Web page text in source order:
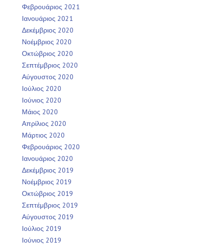
Φεβρουάριος 2021
Ιανουάριος 2021
Δεκέμβριος 2020
Νοέμβριος 2020
Οκτώβριος 2020
Σεπτέμβριος 2020
Αύγουστος 2020
Ιούλιος 2020
Ιούνιος 2020
Μάιος 2020
Απρίλιος 2020
Μάρτιος 2020
Φεβρουάριος 2020
Ιανουάριος 2020
Δεκέμβριος 2019
Νοέμβριος 2019
Οκτώβριος 2019
Σεπτέμβριος 2019
Αύγουστος 2019
Ιούλιος 2019
Ιούνιος 2019